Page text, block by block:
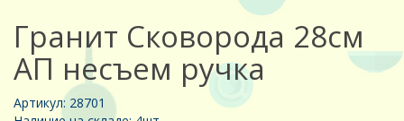
Гранит Сковорода 28см
АП несъем ручка
Артикул: 28701